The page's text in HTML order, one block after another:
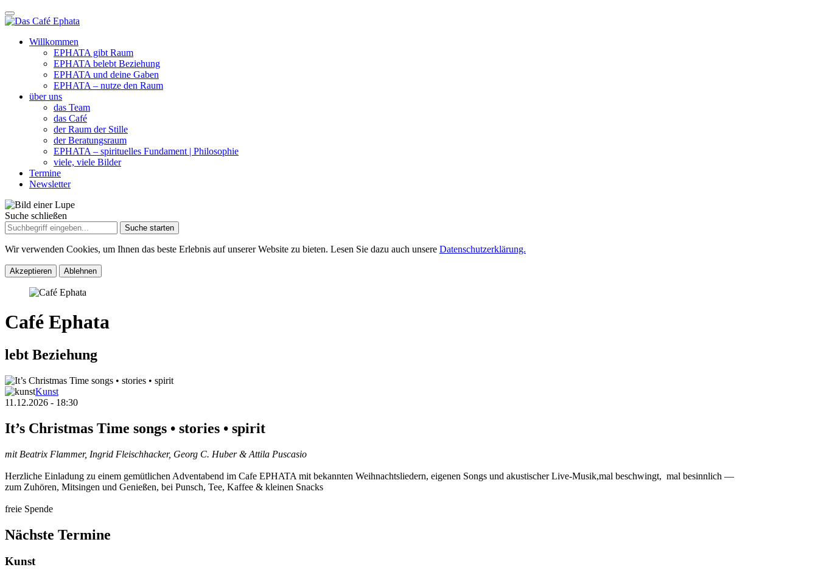
Willkommen
EPHATA gibt Raum
EPHATA belebt Beziehung
EPHATA und deine Gaben
EPHATA – nutze den Raum
über uns
das Team
das Café
der Raum der Stille
der Beratungsraum
EPHATA – spirituelles Fundament | Philosophie
viele, viele Bilder
Termine
Newsletter
Suche schließen
Suche
nach:
Wir verwenden Cookies, um Ihnen das beste Erlebnis auf unserer Website zu bieten. Lesen Sie dazu auch unsere Datenschutzerklärung.
Akzeptieren Ablehnen
Café Ephata
lebt Beziehung
Kunst
11.12.2026 - 18:30
It’s Christmas Time songs • stories • spirit
mit Beatrix Flammer, Ingrid Fleischhacker, Georg C. Huber & Attila Puscasio
Herzliche Einladung zu einem gemütlichen Adventabend im Cafe EPHATA mit bekannten Weihnachtsliedern, eigenen Songs und akustischer Live-Musik,mal beschwingt, mal besinnlich —
zum Zuhören, Mitsingen und Genießen, bei Punsch, Tee, Kaffee & kleinen Snacks
freie Spende
Nächste Termine
Kunst